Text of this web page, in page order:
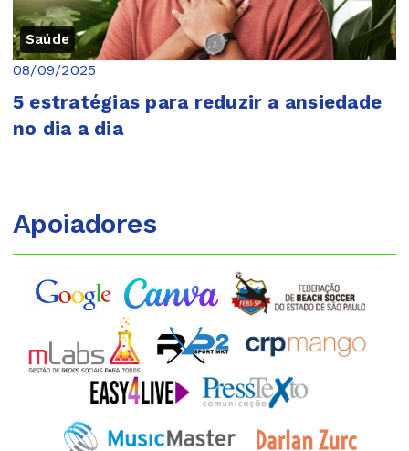
Saúde
08/09/2025
5 estratégias para reduzir a ansiedade
no dia a dia
Apoiadores